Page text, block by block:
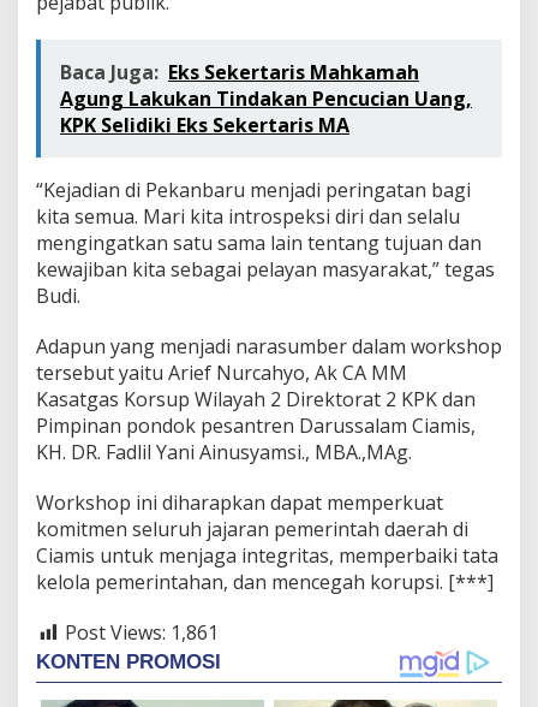
Baca Juga: Eks Sekertaris Mahkamah
Agung Lakukan Tindakan Pencucian Uang,
KPK Selidiki Eks Sekertaris MA
“Kejadian di Pekanbaru menjadi peringatan bagi
kita semua. Mari kita introspeksi diri dan selalu
mengingatkan satu sama lain tentang tujuan dan
kewajiban kita sebagai pelayan masyarakat,” tegas
Budi.
Adapun yang menjadi narasumber dalam workshop
tersebut yaitu Arief Nurcahyo, Ak CA MM
Kasatgas Korsup Wilayah 2 Direktorat 2 KPK dan
Pimpinan pondok pesantren Darussalam Ciamis,
KH. DR. Fadlil Yani Ainusyamsi., MBA.,MAg.
Workshop ini diharapkan dapat memperkuat
komitmen seluruh jajaran pemerintah daerah di
Ciamis untuk menjaga integritas, memperbaiki tata
kelola pemerintahan, dan mencegah korupsi. [***]
Post Views: 1,861